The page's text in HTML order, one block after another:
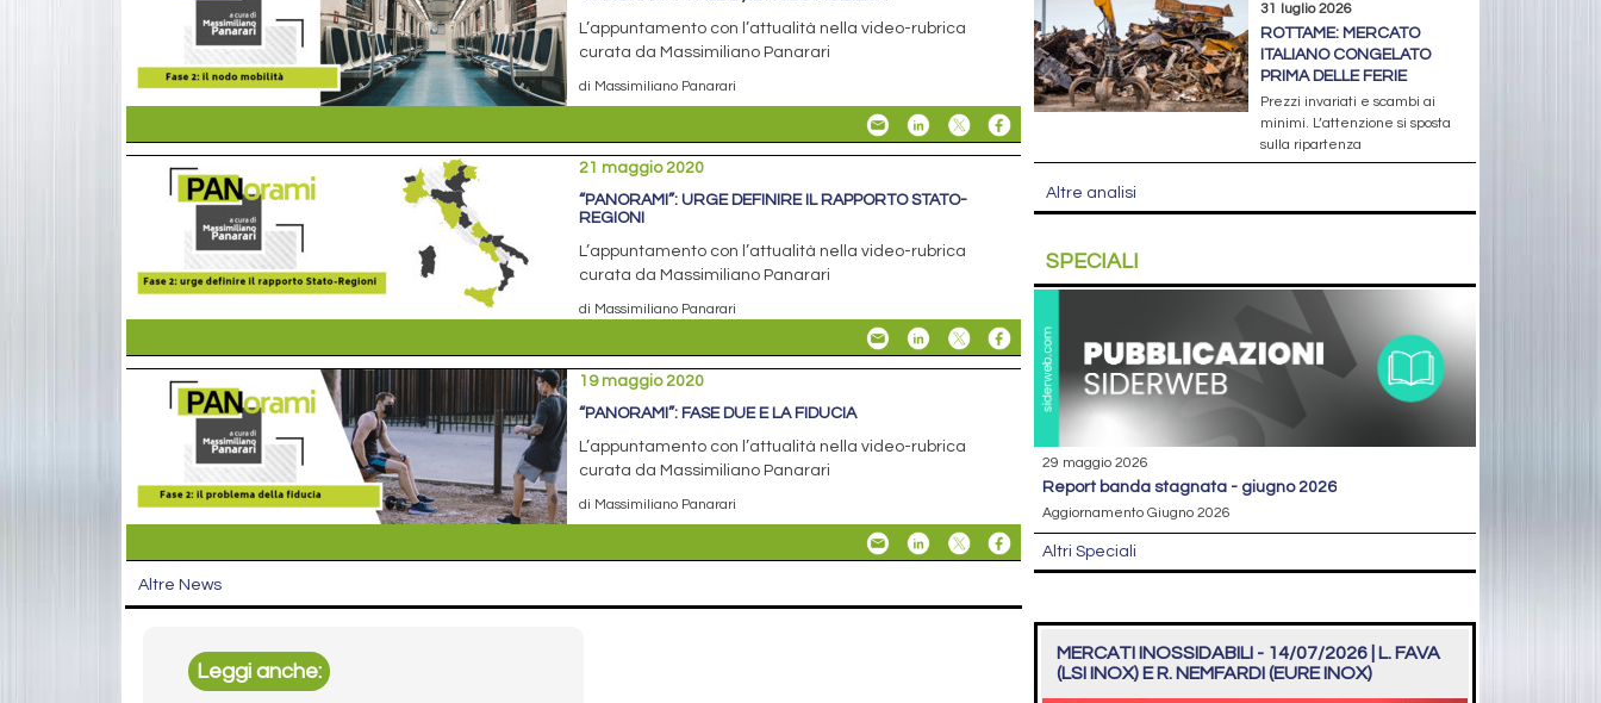
L’appuntamento con l’attualità nella video-rubrica
curata da Massimiliano Panarari
di Massimiliano Panarari
21 maggio 2020
“PANORAMI”: URGE DEFINIRE IL RAPPORTO STATO-
REGIONI
L’appuntamento con l’attualità nella video-rubrica
curata da Massimiliano Panarari
di Massimiliano Panarari
19 maggio 2020
“PANORAMI”: FASE DUE E LA FIDUCIA
L’appuntamento con l’attualità nella video-rubrica
curata da Massimiliano Panarari
di Massimiliano Panarari
Altre News
Leggi anche:
31 luglio 2026
ROTTAME: MERCATO
ITALIANO CONGELATO
PRIMA DELLE FERIE
Prezzi invariati e scambi ai
minimi. L’attenzione si sposta
sulla ripartenza
Altre analisi
SPECIALI
29 maggio 2026
report banda stagnata - giugno 2026
Aggiornamento Giugno 2026
Altri Speciali
MERCATI INOSSIDABILI - 14/07/2026 | L. FAVA
(LSI INOX) E R. NEMFARDI (EURE INOX)